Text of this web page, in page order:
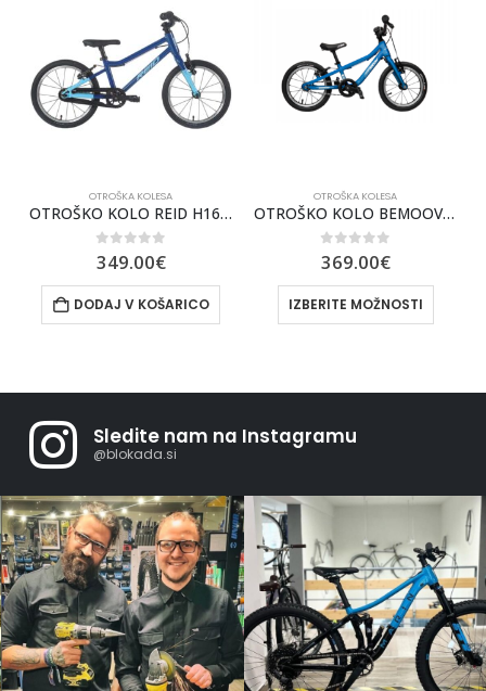
OTROŠKA KOLESA
OTROŠKO KOLO BEMOOV M14
0 out of 5
369.00€
IZBERITE MOŽNOSTI
OTROŠKA KOLESA
OTROŠKO KOLO REID H14 ZELEN
0 out of 5
349.00€
DODAJ V KOŠARICO
Sledite nam na Instagramu
@blokada.si